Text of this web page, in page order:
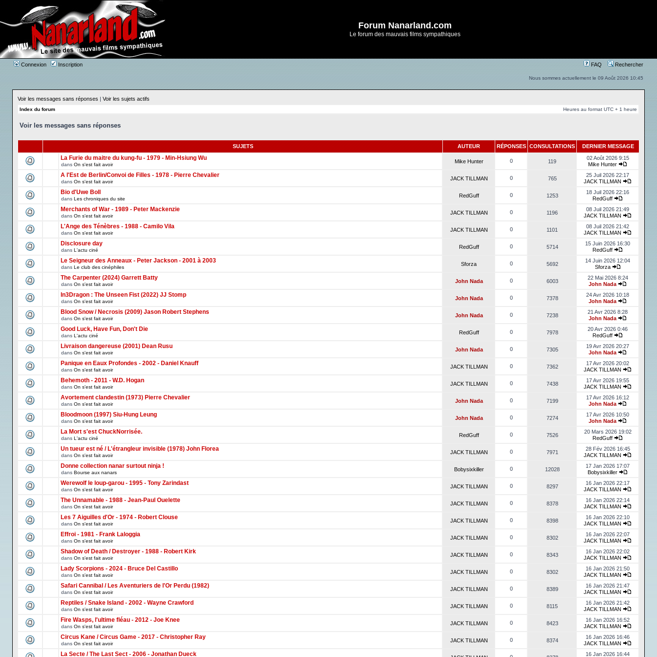
Forum Nanarland.com
Le forum des mauvais films sympathiques
Connexion Inscription FAQ Rechercher
Nous sommes actuellement le 09 Août 2026 10:45
Voir les messages sans réponses | Voir les sujets actifs
Index du forum Heures au format UTC + 1 heure
Voir les messages sans réponses
SUJETS AUTEUR RÉPONSESCONSULTATIONS DERNIER MESSAGE
La Furie du maitre du kung-fu - 1979 - Min-Hsiung Wu
dans On s'est fait avoir
Mike Hunter 0 119
02 Août 2026 9:15
Mike Hunter
A l'Est de Berlin/Convoi de Filles - 1978 - Pierre Chevalier
dans On s'est fait avoir
JACK TILLMAN 0 765
25 Juil 2026 22:17
JACK TILLMAN
Bio d'Uwe Boll
dans Les chroniques du site
RedGuff 0 1253
18 Juil 2026 22:16
RedGuff
Merchants of War - 1989 - Peter Mackenzie
dans On s'est fait avoir
JACK TILLMAN 0 1196
08 Juil 2026 21:49
JACK TILLMAN
L'Ange des Ténèbres - 1988 - Camilo Vila
dans On s'est fait avoir
JACK TILLMAN 0 1101
08 Juil 2026 21:42
JACK TILLMAN
Disclosure day
dans L'actu ciné
RedGuff 0 5714
15 Juin 2026 16:30
RedGuff
Le Seigneur des Anneaux - Peter Jackson - 2001 à 2003
dans Le club des cinéphiles
Sforza 0 5692
14 Juin 2026 12:04
Sforza
The Carpenter (2024) Garrett Batty
dans On s'est fait avoir
John Nada 0 6003
22 Mai 2026 8:24
John Nada
In3Dragon : The Unseen Fist (2022) JJ Stomp
dans On s'est fait avoir
John Nada 0 7378
24 Avr 2026 10:18
John Nada
Blood Snow / Necrosis (2009) Jason Robert Stephens
dans On s'est fait avoir
John Nada 0 7238
21 Avr 2026 8:28
John Nada
Good Luck, Have Fun, Don't Die
dans L'actu ciné
RedGuff 0 7978
20 Avr 2026 0:46
RedGuff
Livraison dangereuse (2001) Dean Rusu
dans On s'est fait avoir
John Nada 0 7305
19 Avr 2026 20:27
John Nada
Panique en Eaux Profondes - 2002 - Daniel Knauff
dans On s'est fait avoir
JACK TILLMAN 0 7362
17 Avr 2026 20:02
JACK TILLMAN
Behemoth - 2011 - W.D. Hogan
dans On s'est fait avoir
JACK TILLMAN 0 7438
17 Avr 2026 19:55
JACK TILLMAN
Avortement clandestin (1973) Pierre Chevalier
dans On s'est fait avoir
John Nada 0 7199
17 Avr 2026 16:12
John Nada
Bloodmoon (1997) Siu-Hung Leung
dans On s'est fait avoir
John Nada 0 7274
17 Avr 2026 10:50
John Nada
La Mort s'est ChuckNorrisée.
dans L'actu ciné
RedGuff 0 7526
20 Mars 2026 19:02
RedGuff
Un tueur est né / L'étrangleur invisible (1978) John Florea
dans On s'est fait avoir
JACK TILLMAN 0 7971
28 Fév 2026 16:45
JACK TILLMAN
Donne collection nanar surtout ninja !
dans Bourse aux nanars
Bobysixkiller 0 12028
17 Jan 2026 17:07
Bobysixkiller
Werewolf le loup-garou - 1995 - Tony Zarindast
dans On s'est fait avoir
JACK TILLMAN 0 8297
16 Jan 2026 22:17
JACK TILLMAN
The Unnamable - 1988 - Jean-Paul Ouelette
dans On s'est fait avoir
JACK TILLMAN 0 8378
16 Jan 2026 22:14
JACK TILLMAN
Les 7 Aiguilles d'Or - 1974 - Robert Clouse
dans On s'est fait avoir
JACK TILLMAN 0 8398
16 Jan 2026 22:10
JACK TILLMAN
Effroi - 1981 - Frank Laloggia
dans On s'est fait avoir
JACK TILLMAN 0 8302
16 Jan 2026 22:07
JACK TILLMAN
Shadow of Death / Destroyer - 1988 - Robert Kirk
dans On s'est fait avoir
JACK TILLMAN 0 8343
16 Jan 2026 22:02
JACK TILLMAN
Lady Scorpions - 2024 - Bruce Del Castillo
dans On s'est fait avoir
JACK TILLMAN 0 8302
16 Jan 2026 21:50
JACK TILLMAN
Safari Cannibal / Les Aventuriers de l'Or Perdu (1982)
dans On s'est fait avoir
JACK TILLMAN 0 8389
16 Jan 2026 21:47
JACK TILLMAN
Reptiles / Snake Island - 2002 - Wayne Crawford
dans On s'est fait avoir
JACK TILLMAN 0 8115
16 Jan 2026 21:42
JACK TILLMAN
Fire Wasps, l'ultime fléau - 2012 - Joe Knee
dans On s'est fait avoir
JACK TILLMAN 0 8423
16 Jan 2026 16:52
JACK TILLMAN
Circus Kane / Circus Game - 2017 - Christopher Ray
dans On s'est fait avoir
JACK TILLMAN 0 8374
16 Jan 2026 16:46
JACK TILLMAN
La Secte / The Last Sect - 2006 - Jonathan Dueck
16 Jan 2026 16:44